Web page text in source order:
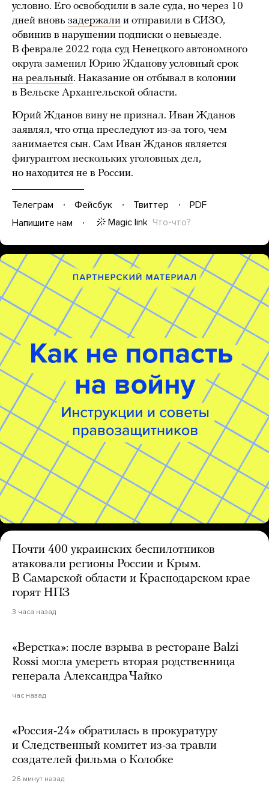
условно. Его освободили в зале суда, но через 10
дней вновь задержали и отправили в СИЗО,
обвинив в нарушении подписки о невыезде.
В феврале 2022 года суд Ненецкого автономного
округа заменил Юрию Жданову условный срок
на реальный. Наказание он отбывал в колонии
в Вельске Архангельской области.
Юрий Жданов вину не признал. Иван Жданов
заявлял, что отца преследуют из-за того, чем
занимается сын. Сам Иван Жданов является
фигурантом нескольких уголовных дел,
но находится не в России.
Телеграм Фейсбук Твиттер
PDF
Напишите нам
Magic link Что-что?
Почти 400 украинских беспилотников
атаковали регионы России и Крым.
В Самарской области и Краснодарском крае
горят НПЗ
3 часа назад
«Верстка»: после взрыва в ресторане Balzi
Rossi могла умереть вторая родственница
генерала Александра Чайко
час назад
«Россия-24» обратилась в прокуратуру
и Следственный комитет из-за травли
создателей фильма о Колобке
26 минут назад